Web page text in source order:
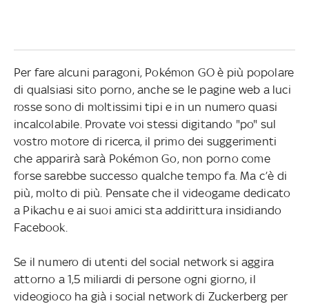
Per fare alcuni paragoni, Pokémon GO è più popolare
di qualsiasi sito porno, anche se le pagine web a luci
rosse sono di moltissimi tipi e in un numero quasi
incalcolabile. Provate voi stessi digitando "po" sul
vostro motore di ricerca, il primo dei suggerimenti
che apparirà sarà Pokémon Go, non porno come
forse sarebbe successo qualche tempo fa. Ma c’è di
più, molto di più. Pensate che il videogame dedicato
a Pikachu e ai suoi amici sta addirittura insidiando
Facebook.
Se il numero di utenti del social network si aggira
attorno a 1,5 miliardi di persone ogni giorno, il
videogioco ha già i social network di Zuckerberg per